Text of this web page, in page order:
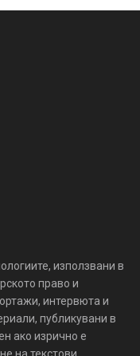
използвани в
право и
интервюта и
публикувани в
ако изрично е
на текстови